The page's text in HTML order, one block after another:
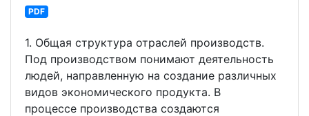
PDF
1. Общая структура отраслей производств.
Под производством понимают деятельность
людей, направленную на создание различных
видов экономического продукта. В
процессе производства создаются